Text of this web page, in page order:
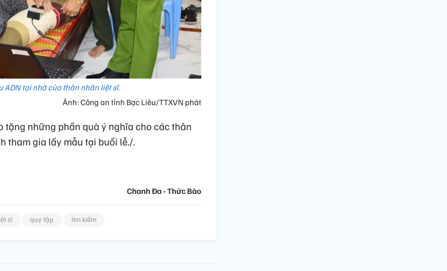
ADN tại nhà của thân nhân liệt sĩ.
Ảnh: Công an tỉnh Bạc Liêu/TTXVN phát
tặng những phần quà ý nghĩa cho các thân
tham gia lấy mẫu tại buổi lễ./.
Chanh Đa - Thức Bào
sĩ quy tập tìm kiếm